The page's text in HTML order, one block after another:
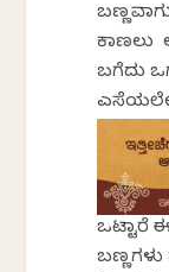
ಕಾಣಲು
ಬಗೆದು
ಒಟ್ಟಾರೆ